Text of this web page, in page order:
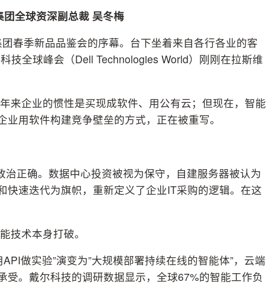
团全球资深副总裁 吴冬梅
春季新品品鉴会的序幕。台下坐着来自各行各业的客
技全球峰会（Dell Technologies World）刚刚在拉斯维
来企业的惯性是买现成软件、用公有云；但现在，智能
用软件构建竞争壁垒的方式，正在被重写。
治正确。数据中心投资被视为保守，自建服务器被认为
快速迭代为旗帜，重新定义了企业IT采购的逻辑。在这
技术本身打破。
做实验”演变为”大规模部署持续在线的智能体”，云端
。戴尔科技的调研数据显示，全球67%的智能工作负